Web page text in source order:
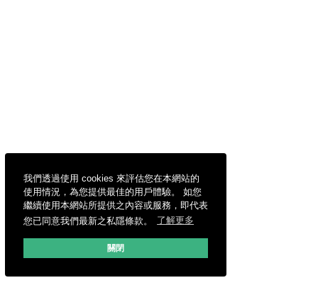
我們透過使用 cookies 來評估您在本網站的
使用情況，為您提供最佳的用戶體驗。 如您
繼續使用本網站所提供之內容或服務，即代表
您已同意我們最新之私隱條款。
了解更多
關閉